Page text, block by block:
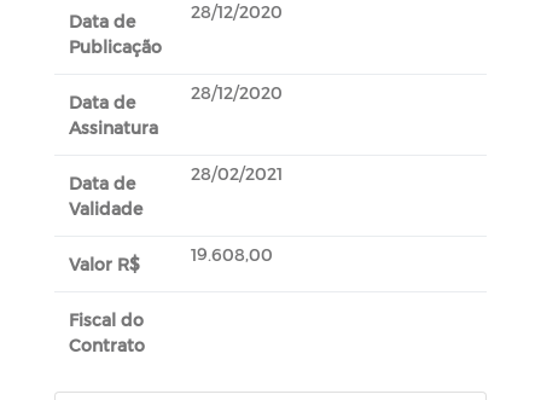
Data de
Publicação
28/12/2020
Data de
Assinatura
28/12/2020
Data de
Validade
28/02/2021
Valor R$ 19.608,00
Fiscal do
Contrato